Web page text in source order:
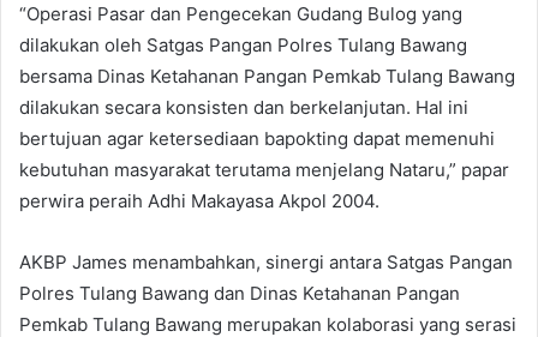
“Operasi Pasar dan Pengecekan Gudang Bulog yang
dilakukan oleh Satgas Pangan Polres Tulang Bawang
bersama Dinas Ketahanan Pangan Pemkab Tulang Bawang
dilakukan secara konsisten dan berkelanjutan. Hal ini
bertujuan agar ketersediaan bapokting dapat memenuhi
kebutuhan masyarakat terutama menjelang Nataru,” papar
perwira peraih Adhi Makayasa Akpol 2004.
AKBP James menambahkan, sinergi antara Satgas Pangan
Polres Tulang Bawang dan Dinas Ketahanan Pangan
Pemkab Tulang Bawang merupakan kolaborasi yang serasi